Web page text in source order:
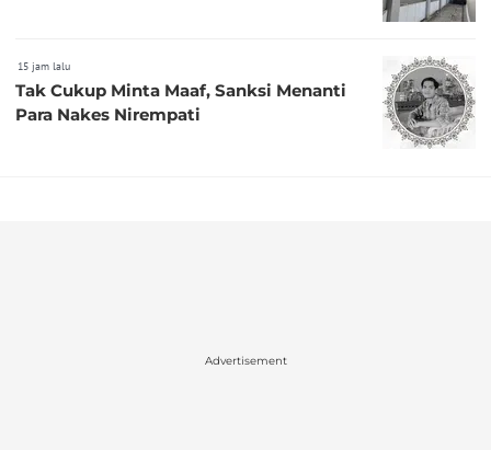
15 jam lalu
Tak Cukup Minta Maaf, Sanksi Menanti
Para Nakes Nirempati
Advertisement